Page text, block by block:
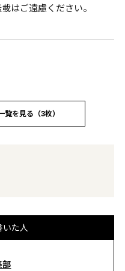
はご遠慮ください。
覧を見る（3枚）
た人
部